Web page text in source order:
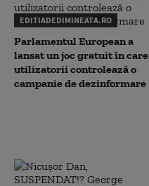
EDITIADEDIMINEATA.RO
Parlamentul European a
lansat un joc gratuit în care
utilizatorii controlează o
campanie de dezinformare